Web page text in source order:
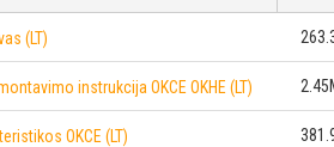
(LT)
instrukcija OKCE OKHE (LT)
OKCE (LT)